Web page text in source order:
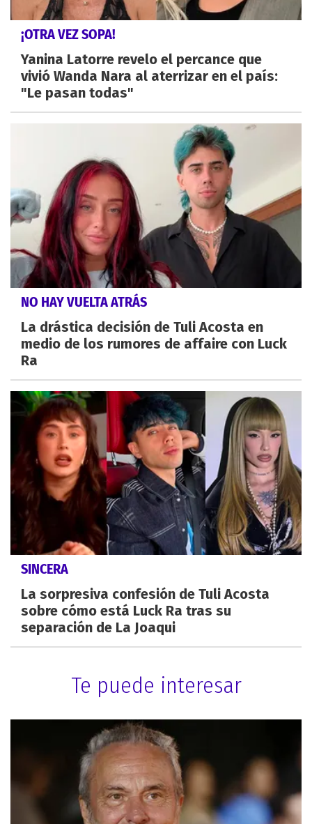
¡OTRA VEZ SOPA!
Yanina Latorre revelo el percance que
vivió Wanda Nara al aterrizar en el país:
"Le pasan todas"
NO HAY VUELTA ATRÁS
La drástica decisión de Tuli Acosta en
medio de los rumores de affaire con Luck
Ra
SINCERA
La sorpresiva confesión de Tuli Acosta
sobre cómo está Luck Ra tras su
separación de La Joaqui
Te puede interesar